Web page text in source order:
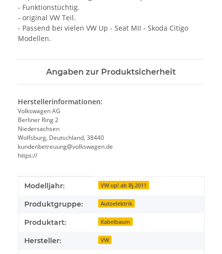
- Funktionstüchtig.
- original VW Teil.
- Passend bei vielen VW Up - Seat MII - Skoda Citigo
Modellen.
Angaben zur Produktsicherheit
Herstellerinformationen:
Volkswagen AG
Berliner Ring 2
Niedersachsen
Wolfsburg, Deutschland, 38440
kundenbetreuung@volkswagen.de
https://
Produkteigenschaft
Wert
Modelljahr: VW up! ab Bj.2011
Produktgruppe: Autoelektrik
Produktart: Kabelbaum
Hersteller: VW